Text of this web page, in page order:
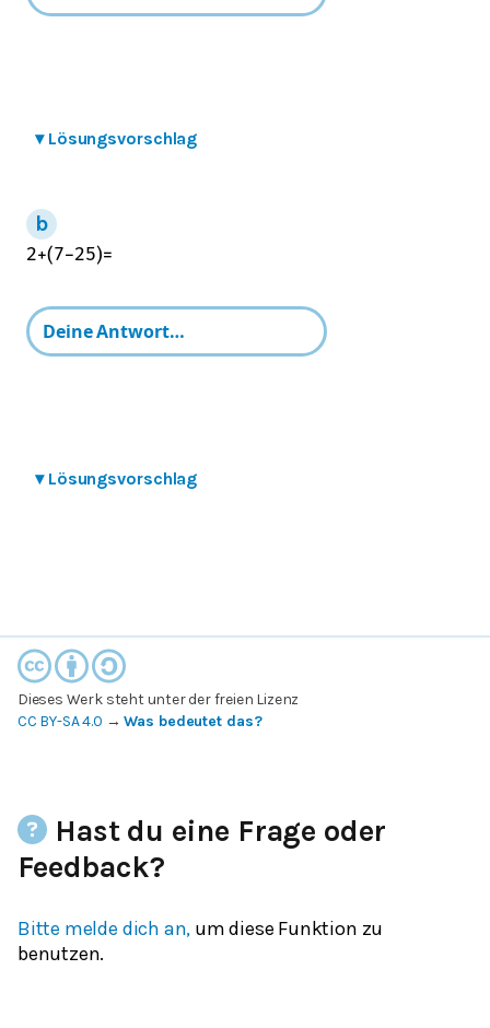
▾ Lösungsvorschlag
2+(7−25)=
▾ Lösungsvorschlag
Dieses Werk steht unter der freien Lizenz
CC BY-SA 4.0 →Was bedeutet das?
Hast du eine Frage oder
Feedback?
Bitte melde dich an, um diese Funktion zu
benutzen.